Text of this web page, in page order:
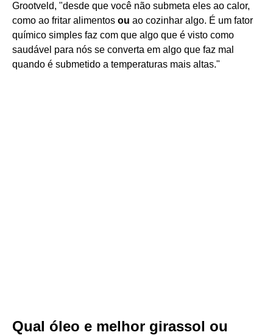
Grootveld, "desde que você não submeta eles ao calor,
como ao fritar alimentos ou ao cozinhar algo. É um fator
químico simples faz com que algo que é visto como
saudável para nós se converta em algo que faz mal
quando é submetido a temperaturas mais altas."
Qual óleo e melhor girassol ou